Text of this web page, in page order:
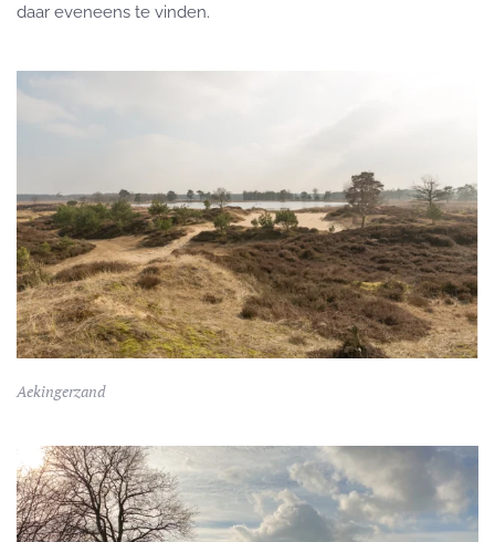
daar eveneens te vinden.
Aekingerzand